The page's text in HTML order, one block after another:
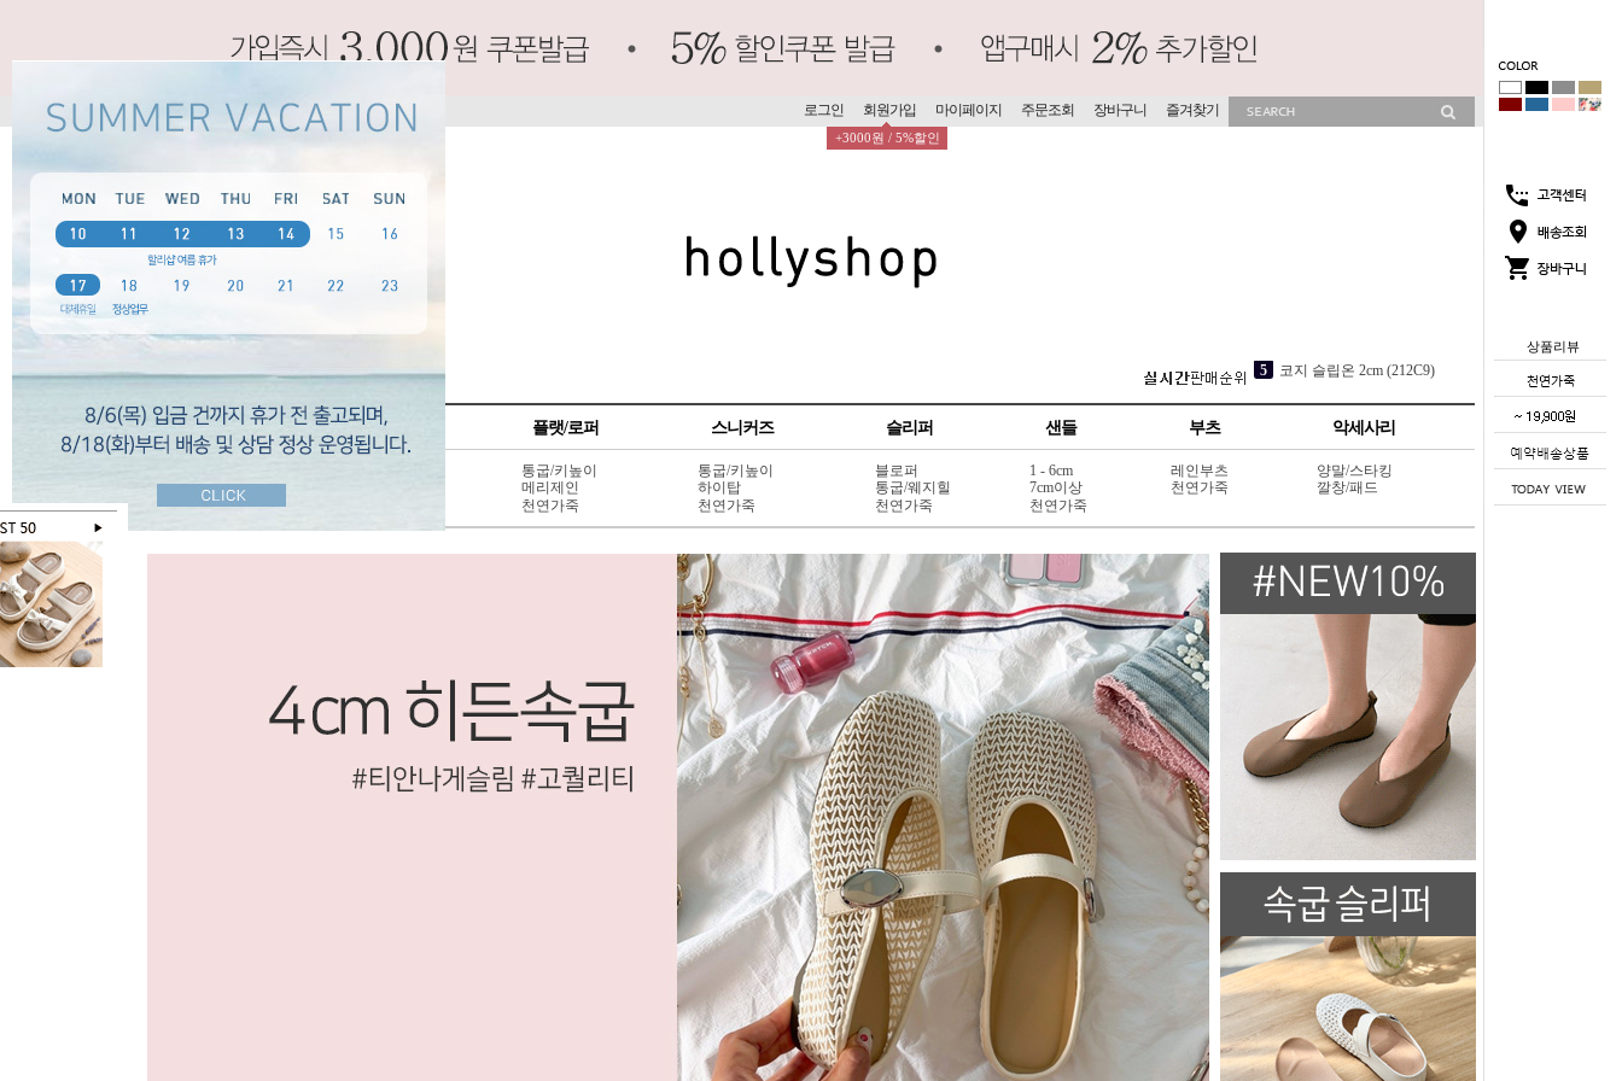
상품리뷰
로그인 회원가입
+3000원 / 5%할인
마이페이지 주문조회 장바구니 즐겨찾기
3 소프라 속굽 슬리퍼 4cm (417V9)
5 코지 슬립온 2cm (212C9)
코코썸 슬리퍼 4cm (715V11)
SPECIAL 펌프스 플랫/로퍼 스니커즈 슬리퍼 샌들 부츠 악세사리
BEST 50
SALE
통굽/키높이
메리제인
천연가죽
통굽/키높이
하이탑
천연가죽
블로퍼
통굽/웨지힐
천연가죽
1 - 6cm
7cm이상
천연가죽
레인부츠
천연가죽
양말/스타킹
깔창/패드